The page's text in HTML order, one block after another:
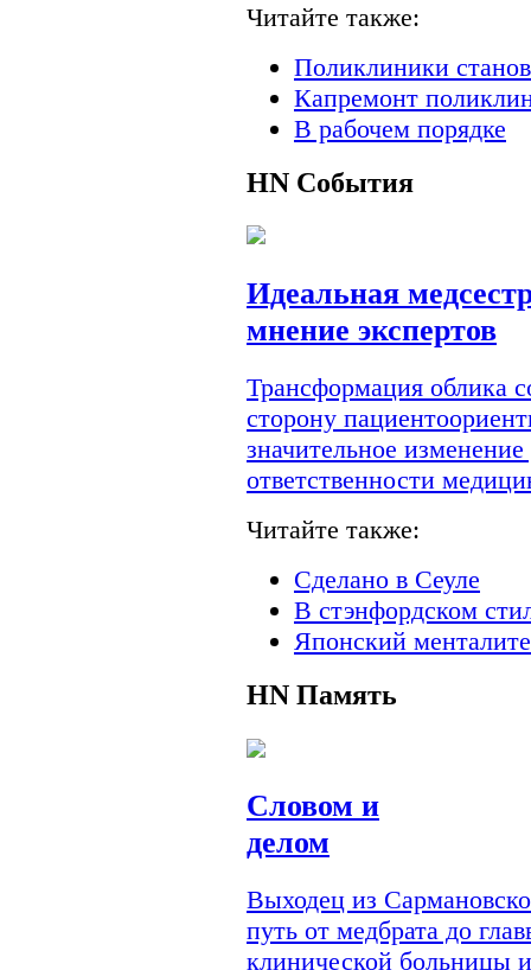
Читайте также:
Поликлиники
Капремонт
В рабочем порядке
HN События
Идеальная
мнение экспертов
Трансформация облика
сторону
значительное
ответственности
Читайте также:
Сделано в Сеуле
В стэнфордском
Японский
HN Память
Словом и
делом
Выходец из
путь от медбрата до
клинической больницы